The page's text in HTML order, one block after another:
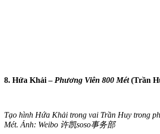
8. Hứa Khải – Phương Viên 800 Mét(Trần
Tạo hình Hứa Khải trong vai Trần Huy trong
Mét. Ảnh: Weibo 许凯soso事务部